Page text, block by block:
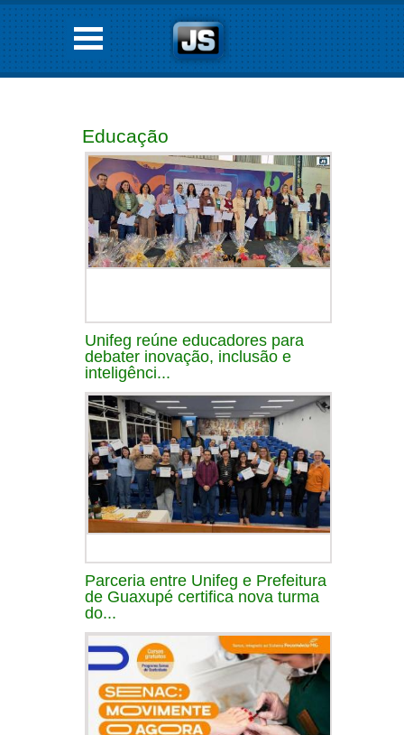
Educação
Unifeg reúne educadores para
debater inovação, inclusão e
inteligênci...
Parceria entre Unifeg e Prefeitura
de Guaxupé certifica nova turma
do...